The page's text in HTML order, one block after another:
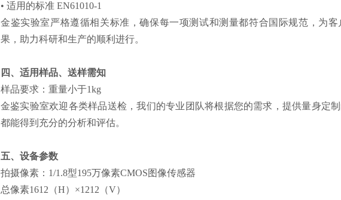
• 适用的标准 EN61010-1
金鉴实验室严格遵循相关标准，确保每一项测试和测量都符合国际规范，为
果，助力科研和生产的顺利进行。
四、适用样品、送样需知
样品要求：重量小于1kg
金鉴实验室欢迎各类样品送检，我们的专业团队将根据您的需求，提供量身定
都能得到充分的分析和评估。
五、设备参数
拍摄像素：1/1.8型195万像素CMOS图像传感器
总像素1612（H）×1212（V）